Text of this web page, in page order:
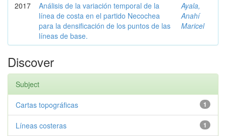
2017
Análisis de la variación temporal de la
línea de costa en el partido Necochea
para la densificación de los puntos de las
líneas de base.
Ayala,
Anahí
Maricel
Discover
Subject
1
Cartas topográficas
1
Líneas costeras